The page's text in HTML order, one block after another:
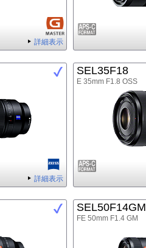
詳細表示
詳細表示
SEL35F18
E 35mm F1.8 OSS
SEL50F14GM
FE 50mm F1.4 GM